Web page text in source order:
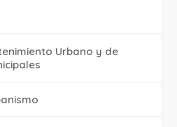
Urbano y de